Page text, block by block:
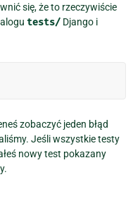
się, że to rzeczywiście
tests/ Django i
zobaczyć jeden błąd
Jeśli wszystkie testy
nowy test pokazany